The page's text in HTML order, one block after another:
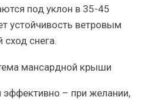
под уклон в 35-45
устойчивость ветровым
снега.
– при желании,